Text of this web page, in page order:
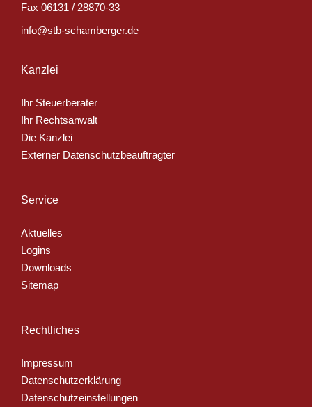
Kanzlei
Ihr Steuerberater
Ihr Rechtsanwalt
Die Kanzlei
Externer Datenschutzbeauftragter
Fax 06131 / 28870-33
info@stb-schamberger.de
Service
Aktuelles
Logins
Downloads
Sitemap
Rechtliches
Impressum
Datenschutzerklärung
Datenschutzeinstellungen